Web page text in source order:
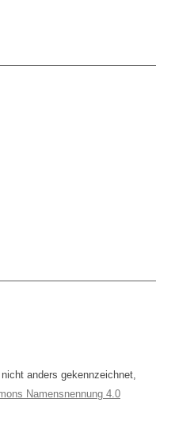
anders gekennzeichnet,
Namensnennung 4.0